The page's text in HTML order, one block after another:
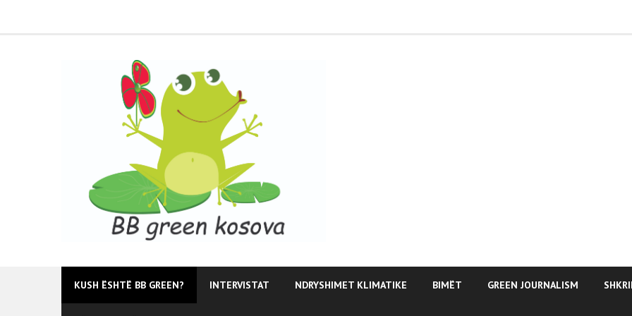
KUSH ËSHTË BB GREEN? INTERVISTAT NDRYSHIMET KLIMATIKE BIMËT GREEN JOURNALISM